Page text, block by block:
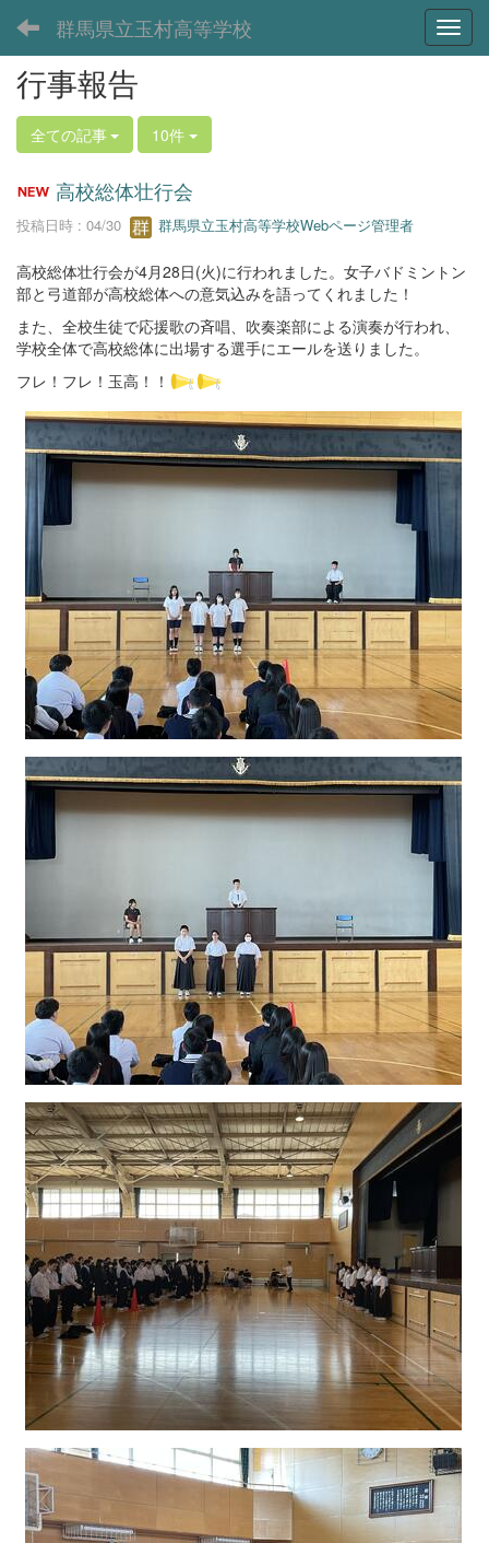
群馬県立玉村高等学校
行事報告
全ての記事 10件
高校総体壮行会
投稿日時 : 04/30 群馬県立玉村高等学校Webページ管理者
高校総体壮行会が4月28日(火)に行われました。女子バドミントン
部と弓道部が高校総体への意気込みを語ってくれました！
また、全校生徒で応援歌の斉唱、吹奏楽部による演奏が行われ、
学校全体で高校総体に出場する選手にエールを送りました。
フレ！フレ！玉高！！